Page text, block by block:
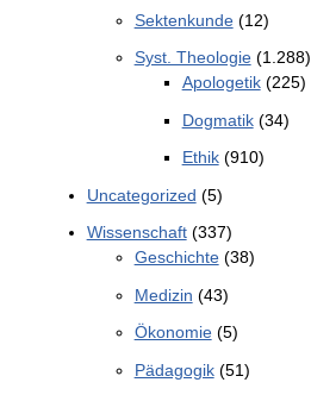
Sektenkunde(12)
Syst. Theologie(1.288)
Apologetik(225)
Dogmatik(34)
Ethik(910)
Uncategorized (5)
Wissenschaft(337)
Geschichte(38)
Medizin (43)
Ökonomie(5)
Pädagogik(51)